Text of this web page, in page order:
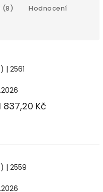
(8) Hodnocení
| 2561
837,20 Kč
| 2559